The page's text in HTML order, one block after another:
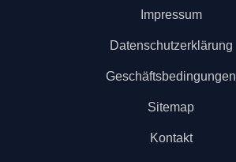
Impressum
Datenschutzerklärung
Geschäftsbedingungen
Sitemap
Kontakt